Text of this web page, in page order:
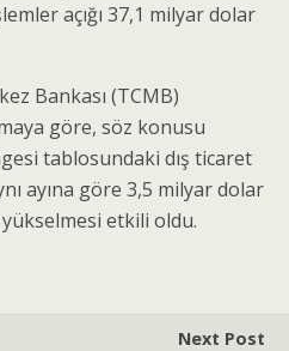
açığı 37,1 milyar dolar
Bankası (TCMB)
göre, söz konusu
tablosundaki dış ticaret
ayına göre 3,5 milyar dolar
etkili oldu.
Next Post